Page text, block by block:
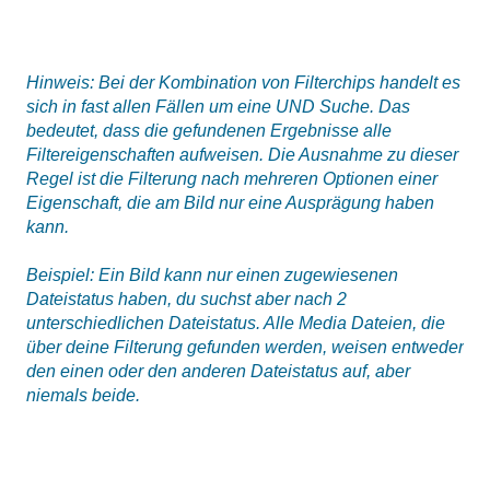
Hinweis: Bei der Kombination von Filterchips handelt es
sich in fast allen Fällen um eine UND Suche. Das
bedeutet, dass die gefundenen Ergebnisse alle
Filtereigenschaften aufweisen. Die Ausnahme zu dieser
Regel ist die Filterung nach mehreren Optionen einer
Eigenschaft, die am Bild nur eine Ausprägung haben
kann.
Beispiel: Ein Bild kann nur einen zugewiesenen
Dateistatus haben, du suchst aber nach 2
unterschiedlichen Dateistatus. Alle Media Dateien, die
über deine Filterung gefunden werden, weisen entweder
den einen oder den anderen Dateistatus auf, aber
niemals beide.